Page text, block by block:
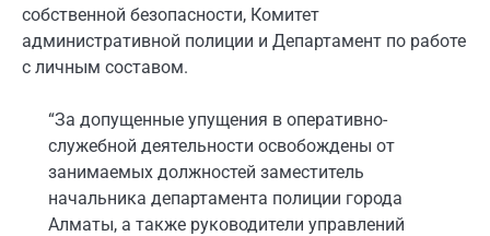
собственной безопасности, Комитет
административной полиции и Департамент по работе
с личным составом.
“За допущенные упущения в оперативно-
служебной деятельности освобождены от
занимаемых должностей заместитель
начальника департамента полиции города
Алматы, а также руководители управлений